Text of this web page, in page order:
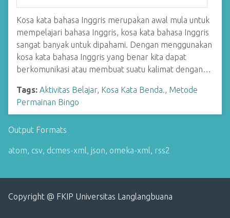
Kosa kata bahasa Inggris merupakan awal mula untuk
mempelajari bahasa Inggris, kosa kata bahasa Inggris
sangat banyak untuk dipahami. Dengan menggunakan
kosa kata bahasa Inggris yang benar kita dapat
berkomunikasi atau membuat suatu kalimat dengan…
Tags: Aktivitas Belajar, Kosa Kata Benda., Metode
Permainan Bingo
Output Formats
atom, csv, dcmes-xml, json, omeka-xml, rss2
Copyright @ FKIP Universitas Langlangbuana